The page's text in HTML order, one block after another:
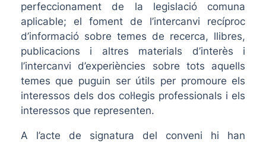
perfeccionament de la legislació comuna
aplicable; el foment de l’intercanvi recíproc
d’informació sobre temes de recerca, llibres,
publicacions i altres materials d’interès i
l’intercanvi d’experiències sobre tots aquells
temes que puguin ser útils per promoure els
interessos dels dos col·legis professionals i els
interessos que representen.
A l’acte de signatura del conveni hi han